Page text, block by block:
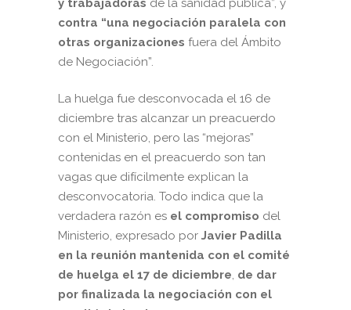
y trabajadoras de la sanidad pública”, y
contra “una negociación paralela con
otras organizaciones fuera del Ámbito
de Negociación”.
La huelga fue desconvocada el 16 de
diciembre tras alcanzar un preacuerdo
con el Ministerio, pero las “mejoras”
contenidas en el preacuerdo son tan
vagas que difícilmente explican la
desconvocatoria. Todo indica que la
verdadera razón es el compromiso del
Ministerio, expresado por Javier Padilla
en la reunión mantenida con el comité
de huelga el 17 de diciembre, de dar
por finalizada la negociación con el